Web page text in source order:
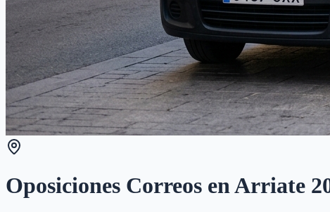
Oposiciones Correos enArriate